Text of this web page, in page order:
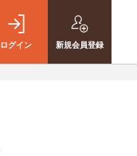
ログイン 新規会員登録